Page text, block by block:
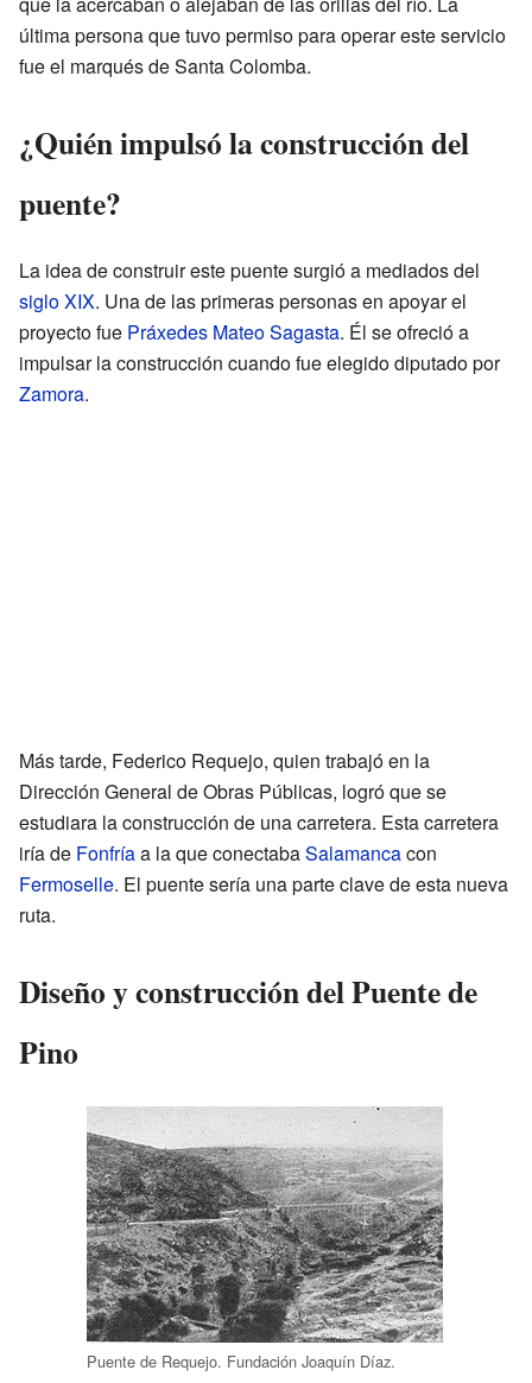
última persona que tuvo permiso para operar este servicio
fue el marqués de Santa Colomba.
¿Quién impulsó la construcción del
puente?
La idea de construir este puente surgió a mediados del
siglo XIX. Una de las primeras personas en apoyar el
proyecto fue Práxedes Mateo Sagasta. Él se ofreció a
impulsar la construcción cuando fue elegido diputado por
Zamora.
Más tarde, Federico Requejo, quien trabajó en la
Dirección General de Obras Públicas, logró que se
estudiara la construcción de una carretera. Esta carretera
iría de Fonfríaa la que conectabaSalamancacon
Fermoselle. El puente sería una parte clave de esta nueva
ruta.
Diseño y construcción del Puente de
Pino
Puente de Requejo. Fundación Joaquín Díaz.